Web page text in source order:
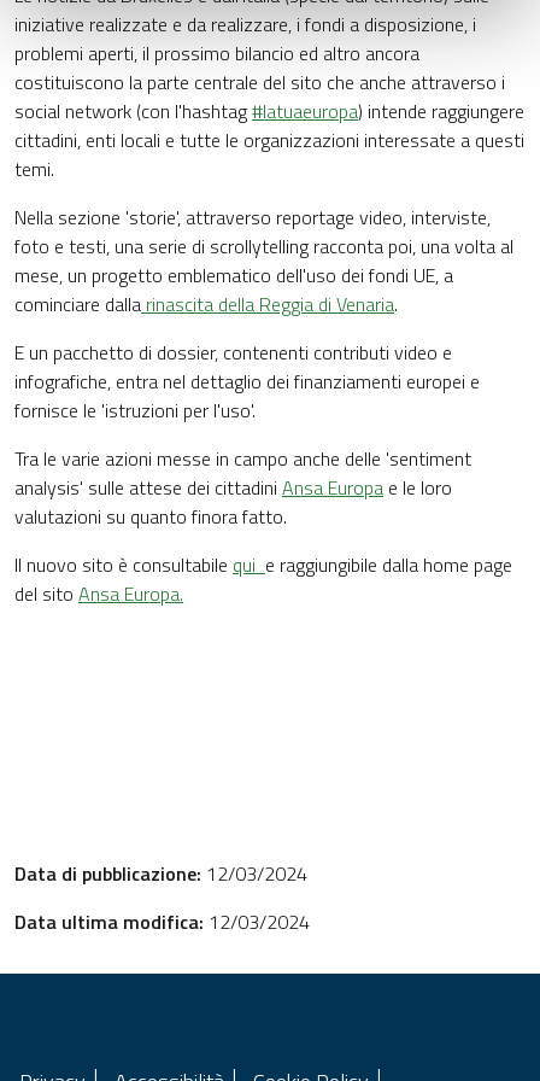
iniziative realizzate e da realizzare, i fondi a disposizione, i
problemi aperti, il prossimo bilancio ed altro ancora
costituiscono la parte centrale del sito che anche attraverso i
social network (con l'hashtag#latuaeuropa) intende raggiungere
cittadini, enti locali e tutte le organizzazioni interessate a questi
temi.
Nella sezione 'storie', attraverso reportage video, interviste,
foto e testi, una serie di scrollytelling racconta poi, una volta al
mese, un progetto emblematico dell'uso dei fondi UE, a
cominciare dalla rinascita della Reggia di Venaria.
E un pacchetto di dossier, contenenti contributi video e
infografiche, entra nel dettaglio dei finanziamenti europei e
fornisce le 'istruzioni per l'uso'.
Tra le varie azioni messe in campo anche delle 'sentiment
analysis' sulle attese dei cittadini Ansa Europa e le loro
valutazioni su quanto finora fatto.
Il nuovo sito è consultabile qui e raggiungibile dalla home page
del sito Ansa Europa.
Data di pubblicazione: 12/03/2024
Data ultima modifica: 12/03/2024